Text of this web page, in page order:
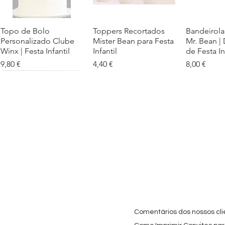
Visualização rápida
Topo de Bolo
Personalizado Clube
Winx | Festa Infantil
Preço
9,80 €
Visualização rápida
Toppers Recortados
Mister Bean para Festa
Infantil
Preço
4,40 €
Mr. Bean |
de Festa
Preço
8,00 €
Preço
4,40 €
Comentários dos nossos